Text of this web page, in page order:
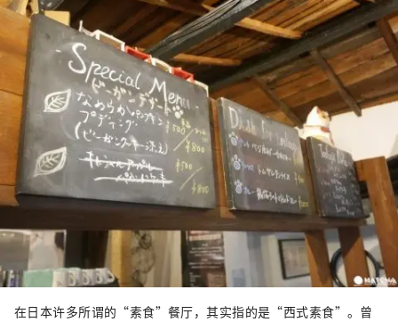
在日本许多所谓的“素食”餐厅，其实指的是“西式素食”。曾